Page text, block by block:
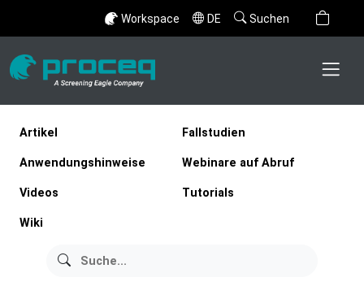
Workspace DE Suchen
Artikel Fallstudien
Anwendungshinweise Webinare auf Abruf
Videos Tutorials
Wiki